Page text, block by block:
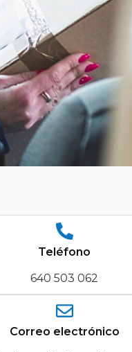
Teléfono
640 503 062
Correo electrónico